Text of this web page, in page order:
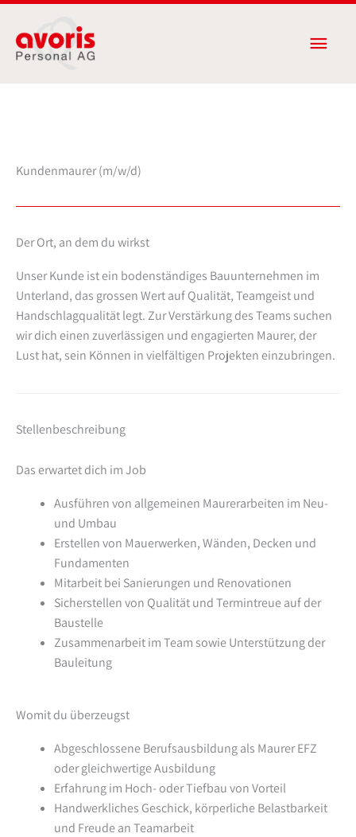
Inhalt
springen
Kundenmaurer (m/w/d)
Der Ort, an dem du wirkst
Unser Kunde ist ein bodenständiges Bauunternehmen im
Unterland, das grossen Wert auf Qualität, Teamgeist und
Handschlagqualität legt. Zur Verstärkung des Teams suchen
wir dich einen zuverlässigen und engagierten Maurer, der
Lust hat, sein Können in vielfältigen Projekten einzubringen.
Stellenbeschreibung
Das erwartet dich im Job
Ausführen von allgemeinen Maurerarbeiten im Neu-
und Umbau
Erstellen von Mauerwerken, Wänden, Decken und
Fundamenten
Mitarbeit bei Sanierungen und Renovationen
Sicherstellen von Qualität und Termintreue auf der
Baustelle
Zusammenarbeit im Team sowie Unterstützung der
Bauleitung
Womit du überzeugst
Abgeschlossene Berufsausbildung als Maurer EFZ
oder gleichwertige Ausbildung
Erfahrung im Hoch- oder Tiefbau von Vorteil
Handwerkliches Geschick, körperliche Belastbarkeit
und Freude an Teamarbeit